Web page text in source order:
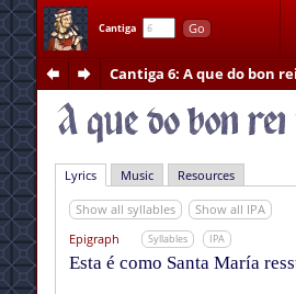
Cantiga Go
Cantiga 6: A que do bon
Lyrics Music Resources
Show all syllables
Show all IPA
Epigraph
Syllables IPA
Esta é como Santa María